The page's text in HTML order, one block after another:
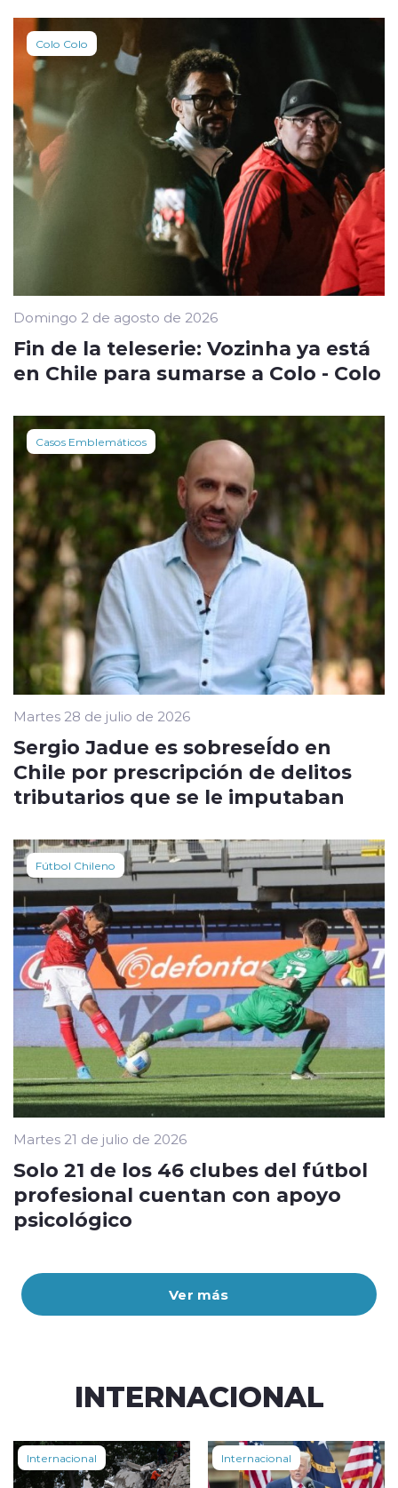
Ver más
Colo Colo
Domingo 2 de agosto de 2026
Fin de la teleserie: Vozinha ya está
en Chile para sumarse a Colo - Colo
Casos Emblemáticos
Martes 28 de julio de 2026
Sergio Jadue es sobreseÍdo en
Chile por prescripción de delitos
tributarios que se le imputaban
Fútbol Chileno
Martes 21 de julio de 2026
Solo 21 de los 46 clubes del fútbol
profesional cuentan con apoyo
psicológico
INTERNACIONAL
Internacional Internacional